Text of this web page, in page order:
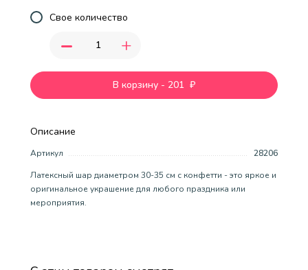
Описание
Артикул
28206
Латексный шар диаметром 30-35 см с конфетти - это яркое и
оригинальное украшение для любого праздника или
мероприятия.
Свое количество
- +
В корзину - 201 ₽